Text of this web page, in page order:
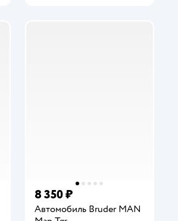
8 350 ₽
Автомобиль Bruder MAN